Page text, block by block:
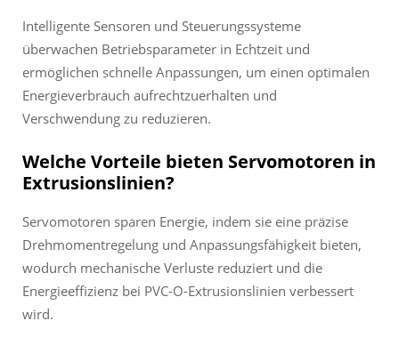
Intelligente Sensoren und Steuerungssysteme
überwachen Betriebsparameter in Echtzeit und
ermöglichen schnelle Anpassungen, um einen optimalen
Energieverbrauch aufrechtzuerhalten und
Verschwendung zu reduzieren.
Welche Vorteile bieten Servomotoren in
Extrusionslinien?
Servomotoren sparen Energie, indem sie eine präzise
Drehmomentregelung und Anpassungsfähigkeit bieten,
wodurch mechanische Verluste reduziert und die
Energieeffizienz bei PVC-O-Extrusionslinien verbessert
wird.